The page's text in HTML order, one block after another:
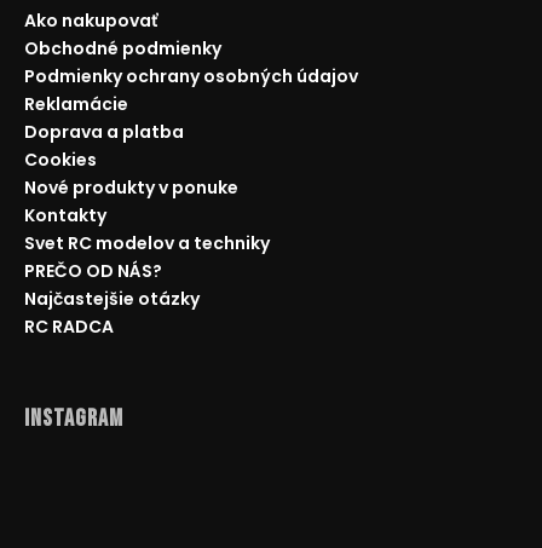
O
d
p
o
r
ú
č
a
m
e
AUTO
MZ-
CLIMB-
Ako nakupovať
Obchodné podmienky
Podmienky ochrany osobných údajov
Reklamácie
Doprava a platba
Cookies
Nové produkty v ponuke
Kontakty
Svet RC modelov a techniky
PREČO OD NÁS?
Najčastejšie otázky
RC RADCA
Instagram